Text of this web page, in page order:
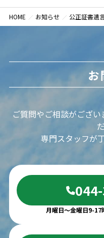
HOME お知らせ 公正証書遺
お
ご質問やご相談がござ
専門スタッフが
月曜日～金曜日9-17